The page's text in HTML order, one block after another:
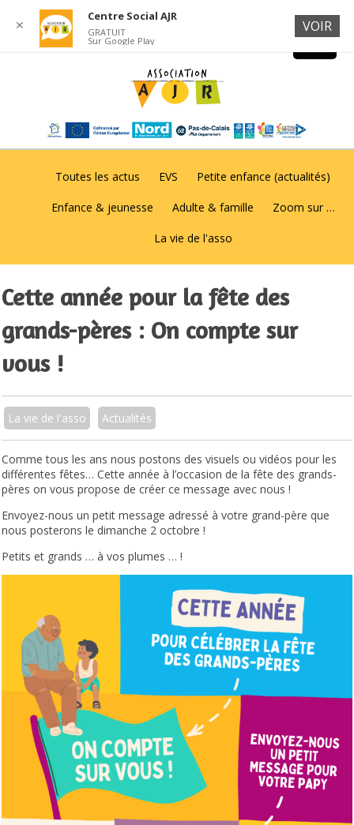
Toutes les actus EVS Petite enfance (actualités)
Enfance & jeunesse Adulte & famille Zoom sur …
La vie de l'asso
Cette année pour la fête des
grands-pères : On compte sur
vous !
La vie de l'asso Actualités
Comme tous les ans nous postons des visuels ou vidéos pour les
différentes fêtes… Cette année à l’occasion de la fête des grands-
pères on vous propose de créer ce message avec nous !
Envoyez-nous un petit message adressé à votre grand-père que
nous posterons le dimanche 2 octobre !
Petits et grands … à vos plumes … !
✕
Centre Social AJR
GRATUIT
Sur Google Play
VOIR